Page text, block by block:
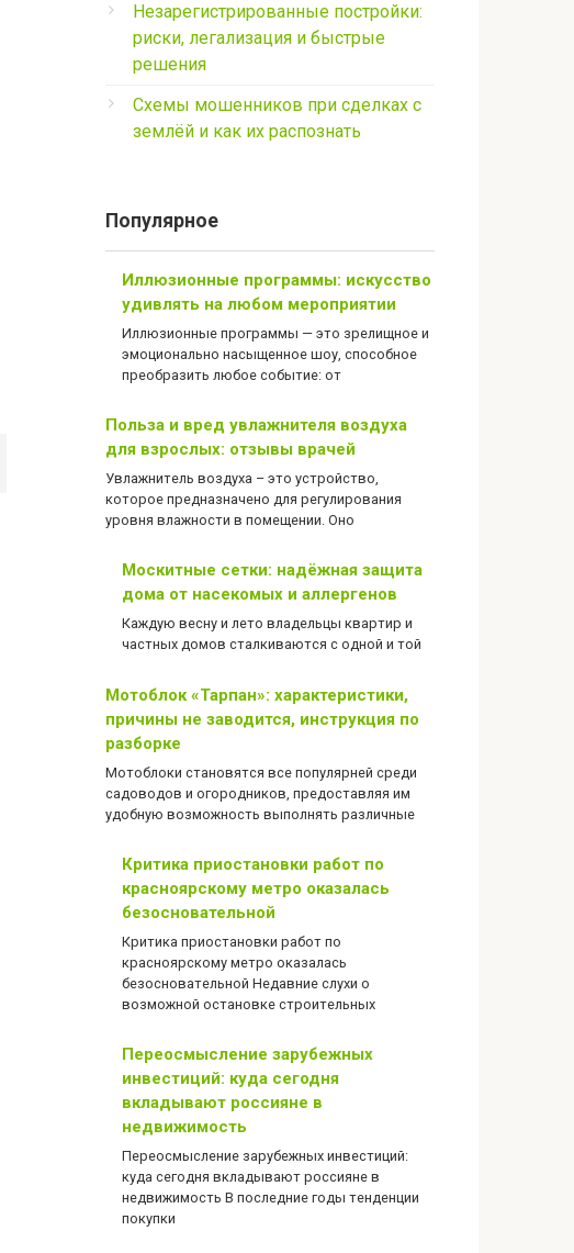
Незарегистрированные постройки:
риски, легализация и быстрые
решения
Схемы мошенников при сделках с
землёй и как их распознать
Популярное
Иллюзионные программы: искусство
удивлять на любом мероприятии
Иллюзионные программы — это зрелищное и
эмоционально насыщенное шоу, способное
преобразить любое событие: от
Польза и вред увлажнителя воздуха
для взрослых: отзывы врачей
Увлажнитель воздуха – это устройство,
которое предназначено для регулирования
уровня влажности в помещении. Оно
Москитные сетки: надёжная защита
дома от насекомых и аллергенов
Каждую весну и лето владельцы квартир и
частных домов сталкиваются с одной и той
Мотоблок «Тарпан»: характеристики,
причины не заводится, инструкция по
разборке
Мотоблоки становятся все популярней среди
садоводов и огородников, предоставляя им
удобную возможность выполнять различные
Критика приостановки работ по
красноярскому метро оказалась
безосновательной
Критика приостановки работ по
красноярскому метро оказалась
безосновательной Недавние слухи о
возможной остановке строительных
Переосмысление зарубежных
инвестиций: куда сегодня
вкладывают россияне в
недвижимость
Переосмысление зарубежных инвестиций:
куда сегодня вкладывают россияне в
недвижимость В последние годы тенденции
покупки